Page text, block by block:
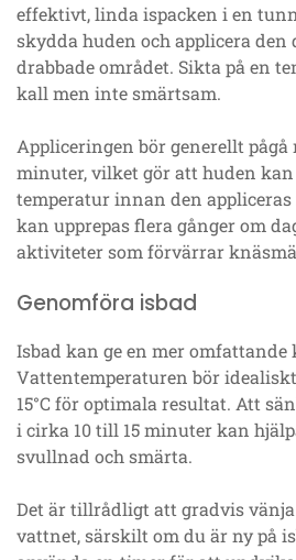
effektivt, linda ispacken i en
skydda huden och applicera den
drabbade området. Sikta på en
kall men inte smärtsam.
Appliceringen bör generellt pågå
minuter, vilket gör att huden
temperatur innan den appliceras
kan upprepas flera gånger om
aktiviteter som förvärrar
Genomföra isbad
Isbad kan ge en mer
Vattentemperaturen bör idealiskt
15°C för optimala resultat. Att
i cirka 10 till 15 minuter kan
svullnad och smärta.
Det är tillrådligt att gradvis
vattnet, särskilt om du är ny på